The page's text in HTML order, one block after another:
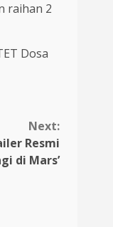
raihan 2
Dosa
Next:
Resmi
di Mars’